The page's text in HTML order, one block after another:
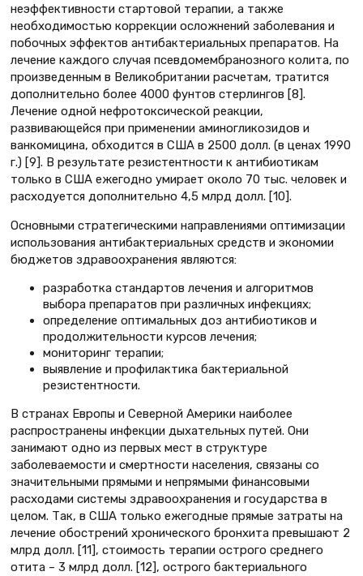
неэффективности стартовой терапии, а также
необходимостью коррекции осложнений заболевания и
побочных эффектов антибактериальных препаратов. На
лечение каждого случая псевдомембранозного колита, по
произведенным в Великобритании расчетам, тратится
дополнительно более 4000 фунтов стерлингов [8].
Лечение одной нефротоксической реакции,
развивающейся при применении аминогликозидов и
ванкомицина, обходится в США в 2500 долл. (в ценах 1990
г.) [9]. В результате резистентности к антибиотикам
только в США ежегодно умирает около 70 тыс. человек и
расходуется дополнительно 4,5 млрд долл. [10].
Основными стратегическими направлениями оптимизации
использования антибактериальных средств и экономии
бюджетов здравоохранения являются:
разработка стандартов лечения и алгоритмов
выбора препаратов при различных инфекциях;
определение оптимальных доз антибиотиков и
продолжительности курсов лечения;
мониторинг терапии;
выявление и профилактика бактериальной
резистентности.
В странах Европы и Северной Америки наиболее
распространены инфекции дыхательных путей. Они
занимают одно из первых мест в структуре
заболеваемости и смертности населения, связаны со
значительными прямыми и непрямыми финансовыми
расходами системы здравоохранения и государства в
целом. Так, в США только ежегодные прямые затраты на
лечение обострений хронического бронхита превышают 2
млрд долл. [11], стоимость терапии острого среднего
отита – 3 млрд долл. [12], острого бактериального